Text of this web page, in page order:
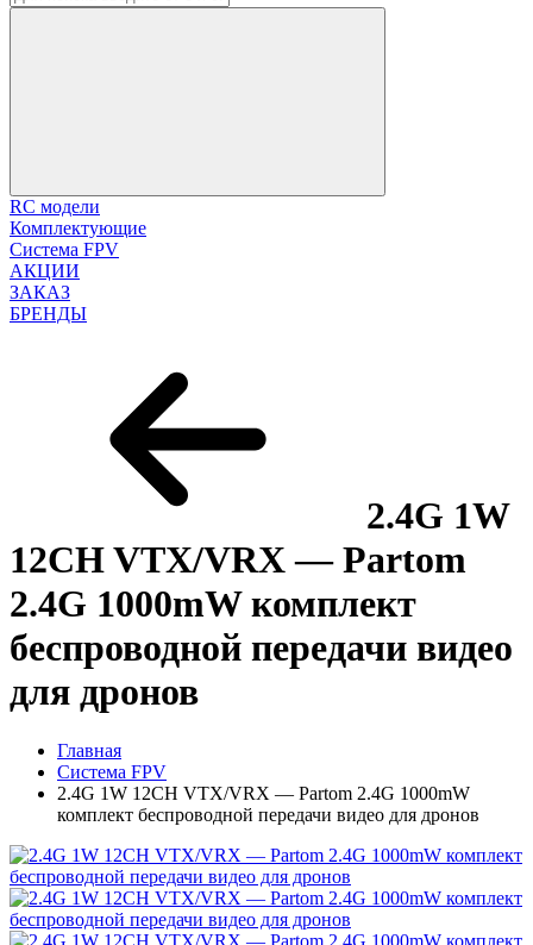
RC модели
Комплектующие
Система FPV
АКЦИИ
ЗАКАЗ
БРЕНДЫ
2.4G 1W
12CH VTX/VRX — Partom
2.4G 1000mW комплект
беспроводной передачи видео
для дронов
Главная
Система FPV
2.4G 1W 12CH VTX/VRX — Partom 2.4G 1000mW
комплект беспроводной передачи видео для дронов